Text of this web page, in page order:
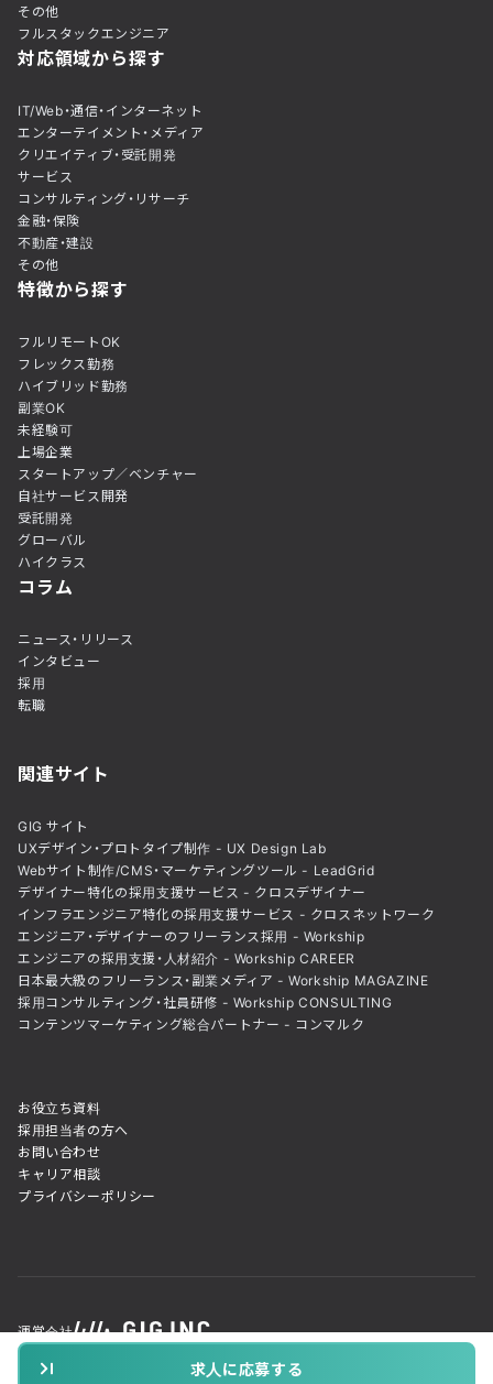
求人に応募する
その他
フルスタックエンジニア
対応領域から探す
IT/Web・通信・インターネット
エンターテイメント・メディア
クリエイティブ・受託開発
サービス
コンサルティング・リサーチ
金融・保険
不動産・建設
その他
特徴から探す
フルリモートOK
フレックス勤務
ハイブリッド勤務
副業OK
未経験可
上場企業
スタートアップ／ベンチャー
自社サービス開発
受託開発
グローバル
ハイクラス
コラム
ニュース・リリース
インタビュー
採用
転職
関連サイト
GIG サイト
UXデザイン・プロトタイプ制作 - UX Design Lab
Webサイト制作/CMS・マーケティングツール - LeadGrid
デザイナー特化の採用支援サービス - クロスデザイナー
インフラエンジニア特化の採用支援サービス - クロスネットワーク
エンジニア・デザイナーのフリーランス採用 - Workship
エンジニアの採用支援・人材紹介 - Workship CAREER
日本最大級のフリーランス・副業メディア - Workship MAGAZINE
採用コンサルティング・社員研修 - Workship CONSULTING
コンテンツマーケティング総合パートナー - コンマルク
お役立ち資料
採用担当者の方へ
お問い合わせ
キャリア相談
プライバシーポリシー
運営会社
© GIG inc. ALL Rights Reserved. Powered by LeadGrid